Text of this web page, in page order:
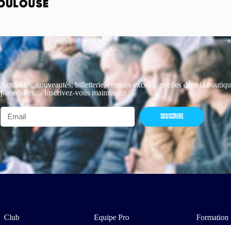
Actualités, nouveautés, billetterie, remises exceptionnelles dans la
partenaires… Inscrivez-vous maintenant
SOUSCRIRE
Club Equipe Pro Formation